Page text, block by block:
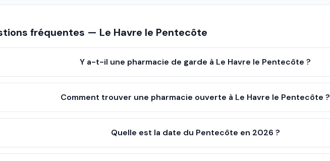
fréquentes — Le Havre le Pentecôte
Y a-t-il une pharmacie de garde à Le Havre le Pentecôte ?
Comment trouver une pharmacie ouverte à Le Havre le Pentecôte ?
Quelle est la date du Pentecôte en 2026 ?